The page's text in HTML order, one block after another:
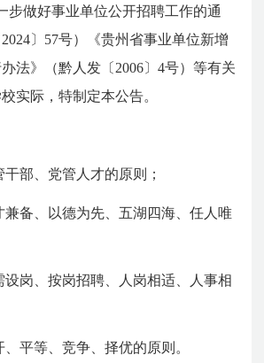
步做好事业单位公开招聘工作的通
〕57号）《贵州省事业单位新增
法》（黔人发〔2006〕4号）等有关
实际，特制定本公告。
干部、党管人才的原则；
兼备、以德为先、五湖四海、任人唯
设岗、按岗招聘、人岗相适、人事相
、平等、竞争、择优的原则。